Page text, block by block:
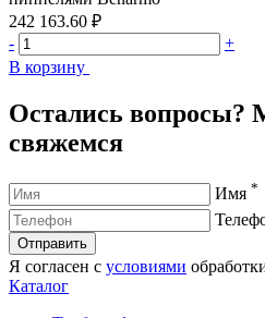
242 163.60 ₽
-
+
В корзину
Остались
свяжемся
Имя *
Отправить
Я согласен с условиями
Каталог